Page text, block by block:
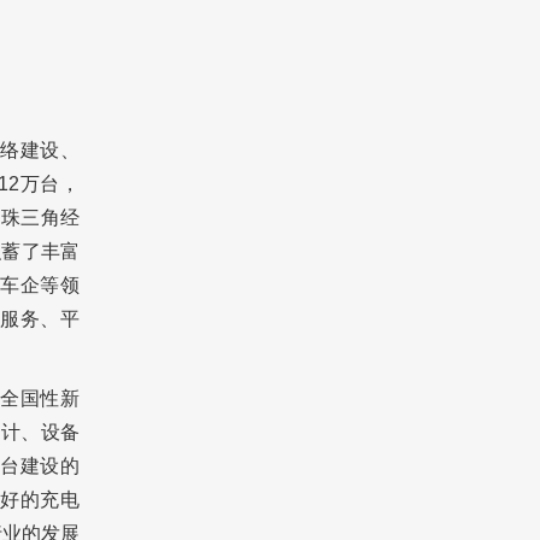
建设、
万台，
三角经
了丰富
企等领
务、平
国性新
、设备
建设的
的充电
的发展